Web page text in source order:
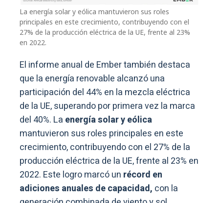
La energía solar y eólica mantuvieron sus roles
principales en este crecimiento, contribuyendo con el
27% de la producción eléctrica de la UE, frente al 23%
en 2022.
El informe anual de Ember también destaca
que la energía renovable alcanzó una
participación del 44% en la mezcla eléctrica
de la UE, superando por primera vez la marca
del 40%. La energía solar y eólica
mantuvieron sus roles principales en este
crecimiento, contribuyendo con el 27% de la
producción eléctrica de la UE, frente al 23% en
2022. Este logro marcó un récord en
adiciones anuales de capacidad, con la